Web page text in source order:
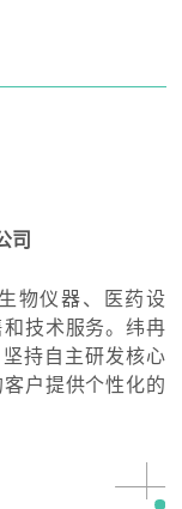
司
物仪器、医药设
技术服务。纬冉
持自主研发核心
户提供个性化的